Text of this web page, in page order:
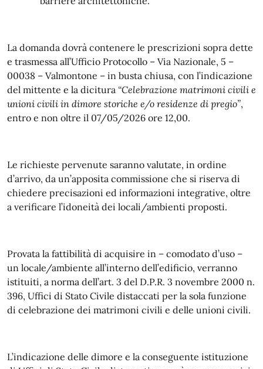
La domanda dovrà contenere le prescrizioni sopra dette
e trasmessa all’Ufficio Protocollo – Via Nazionale, 5 –
00038 – Valmontone – in busta chiusa, con l’indicazione
del mittente e la dicitura “Celebrazione matrimoni civili e
unioni civili in dimore storiche e/o residenze di pregio”,
entro e non oltre il 07/05/2026 ore 12,00.
Le richieste pervenute saranno valutate, in ordine
d’arrivo, da un’apposita commissione che si riserva di
chiedere precisazioni ed informazioni integrative, oltre
a verificare l’idoneità dei locali/ambienti proposti.
Provata la fattibilità di acquisire in – comodato d’uso –
un locale/ambiente all’interno dell’edificio, verranno
istituiti, a norma dell’art. 3 del D.P.R. 3 novembre 2000 n.
396, Uffici di Stato Civile distaccati per la sola funzione
di celebrazione dei matrimoni civili e delle unioni civili.
L’indicazione delle dimore e la conseguente istituzione